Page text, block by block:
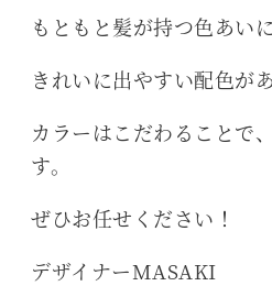
もともと髪が持つ色あい
きれいに出やすい配色が
カラーはこだわることで
す。
ぜひお任せください！
デザイナーMASAKI